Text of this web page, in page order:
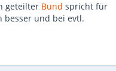
geteilter Bund spricht für
besser und bei evtl.